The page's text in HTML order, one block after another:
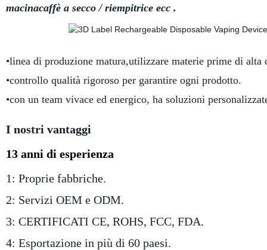
macinacaffè a secco / riempitrice ecc .
•linea di produzione matura,utilizzare materie prime di
•controllo qualità rigoroso per garantire ogni prodotto.
•con un team vivace ed energico, ha soluzioni
I nostri vantaggi
13 anni di esperienza
1: Proprie fabbriche.
2: Servizi OEM e ODM.
3: CERTIFICATI CE, ROHS, FCC, FDA.
4: Esportazione in più di 60 paesi.